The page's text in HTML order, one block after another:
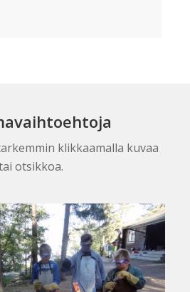
klikkaamalla kuvaa
otsikkoa.